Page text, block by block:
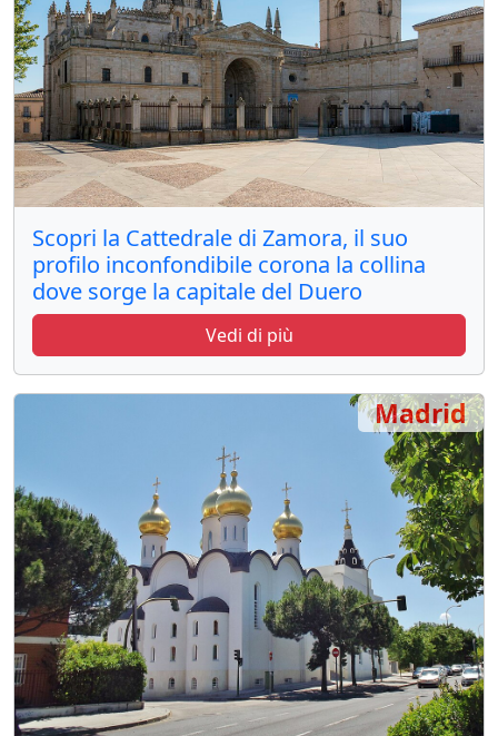
Scopri la Cattedrale di Zamora, il suo
profilo inconfondibile corona la collina
dove sorge la capitale del Duero
Vedi di più
Madrid